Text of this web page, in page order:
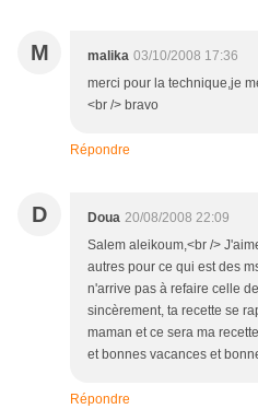
M malika 03/10/2008 17:36
merci pour la technique,je
<br /> bravo
Répondre
D Doua 20/08/2008 22:09
Salem aleikoum,<br />
autres pour ce qui est des
n'arrive pas à refaire celle
sincèrement, ta recette se
maman et ce sera ma
et bonnes vacances et
Répondre